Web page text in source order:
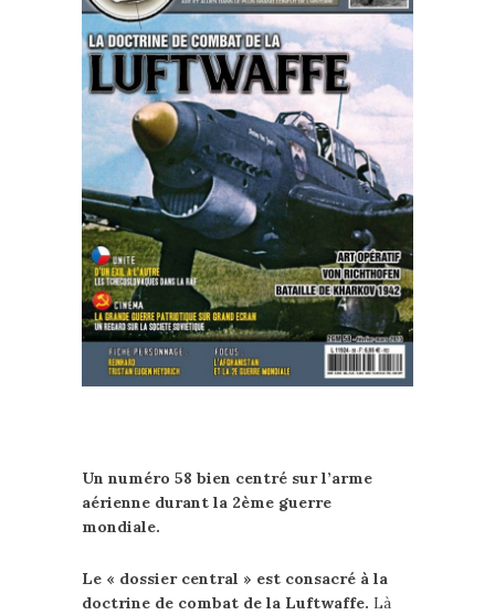
Un numéro 58 bien centré sur l’arme
aérienne durant la 2ème guerre
mondiale.
Le « dossier central » est consacré à la
doctrine de combat de la Luftwaffe. Là